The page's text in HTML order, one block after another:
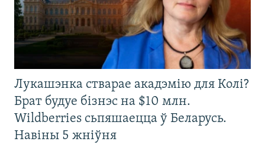
Лукашэнка стварае акадэмію для Колі?
Брат будуе бізнэс на $10 млн.
Wildberries сьпяшаецца ў Беларусь.
Навіны 5 жніўня